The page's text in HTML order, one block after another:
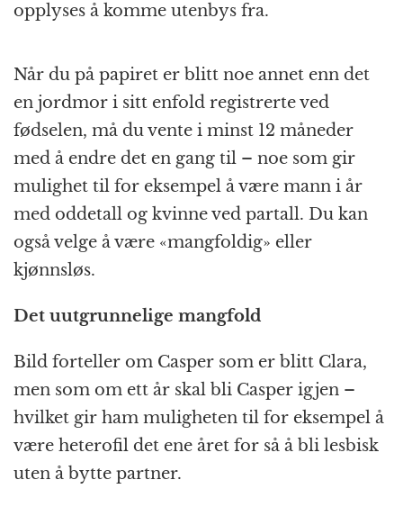
opplyses å komme utenbys fra.
Når du på papiret er blitt noe annet enn det
en jordmor i sitt enfold registrerte ved
fødselen, må du vente i minst 12 måneder
med å endre det en gang til – noe som gir
mulighet til for eksempel å være mann i år
med oddetall og kvinne ved partall. Du kan
også velge å være «mangfoldig» eller
kjønnsløs.
Det uutgrunnelige mangfold
Bild forteller om Casper som er blitt Clara,
men som om ett år skal bli Casper igjen –
hvilket gir ham muligheten til for eksempel å
være heterofil det ene året for så å bli lesbisk
uten å bytte partner.